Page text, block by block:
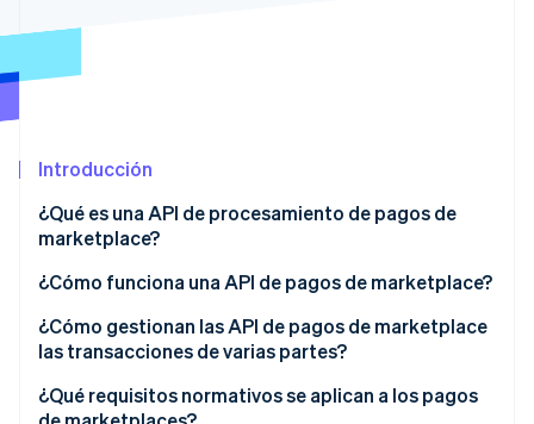
Radar
Eliminación de dióxido de carbono
Identity
Verificación de identidad en línea
Stripe Sessions 2026
Descubre cómo Stripe está construyendo la
para la IA.
Introducción
¿Qué es una API de procesamiento de pagos de
marketplace?
¿Cómo funciona una API de pagos de marketplace?
¿Cómo gestionan las API de pagos de marketplace
las transacciones de varias partes?
¿Qué requisitos normativos se aplican a los pagos